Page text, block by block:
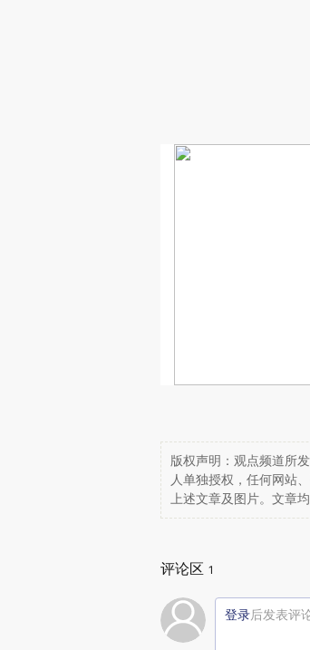
版权声明：观点频道所
人单独授权，任何网站
上述文章及图片。文章
评论区 1
登录后发表评